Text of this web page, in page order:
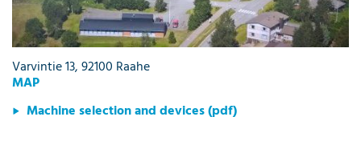
Varvintie 13, 92100 Raahe
MAP
Machine selection and devices (pdf)